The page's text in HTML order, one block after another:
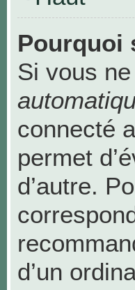
Pourquoi
Si vous
connecté
permet
d’autre.
d’un